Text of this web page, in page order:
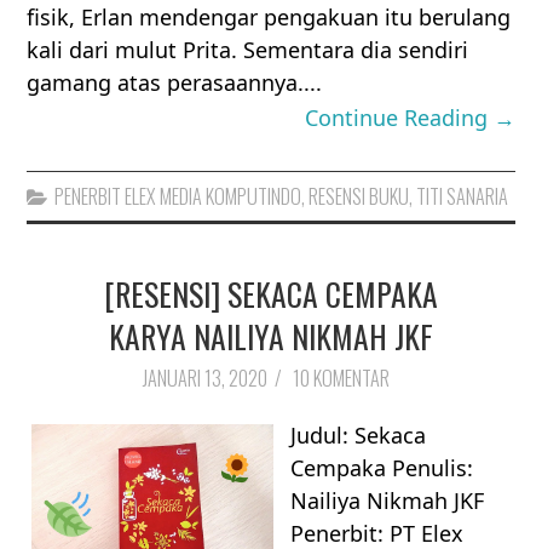
fisik, Erlan mendengar pengakuan itu berulang
kali dari mulut Prita. Sementara dia sendiri
gamang atas perasaannya....
Continue Reading →
PENERBIT ELEX MEDIA KOMPUTINDO, RESENSI BUKU, TITI SANARIA
[RESENSI] SEKACA CEMPAKA
KARYA NAILIYA NIKMAH JKF
JANUARI 13, 2020 / 10 KOMENTAR
Judul: Sekaca
Cempaka Penulis:
Nailiya Nikmah JKF
Penerbit: PT Elex